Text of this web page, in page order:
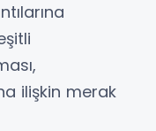
ilişkin merak